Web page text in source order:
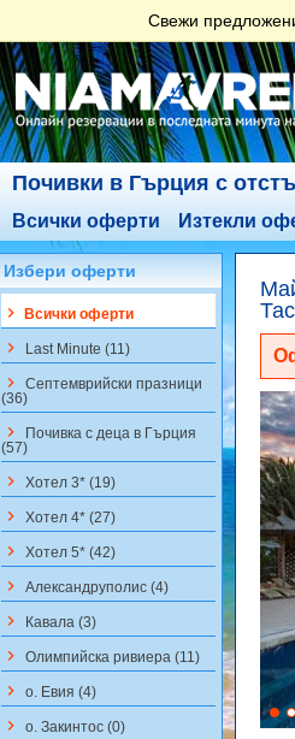
Свежи
Почивки в Гърция с
Всички оферти Изтекли
Избери оферти
keyboard_arrow_right Всички оферти
keyboard_arrow_right Last Minute (11)
keyboard_arrow_right Септемврийски празници
(36)
keyboard_arrow_right
Почивка с деца в Гърция
(57)
keyboard_arrow_right Хотел 3* (19)
keyboard_arrow_right Хотел 4* (27)
keyboard_arrow_right Хотел 5* (42)
keyboard_arrow_right Aлександруполис (4)
keyboard_arrow_right Кавала (3)
keyboard_arrow_right Олимпийска ривиера (11)
keyboard_arrow_right о. Евия (4)
keyboard_arrow_right о. Закинтос (0)